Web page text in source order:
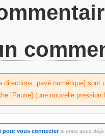
directions, pavé numérique}
[Pause] (une nouvelle pression
pour vous connectersi vous avez déjà